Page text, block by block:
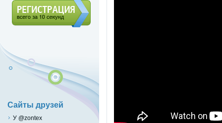
Сайты друзей
У @zontex